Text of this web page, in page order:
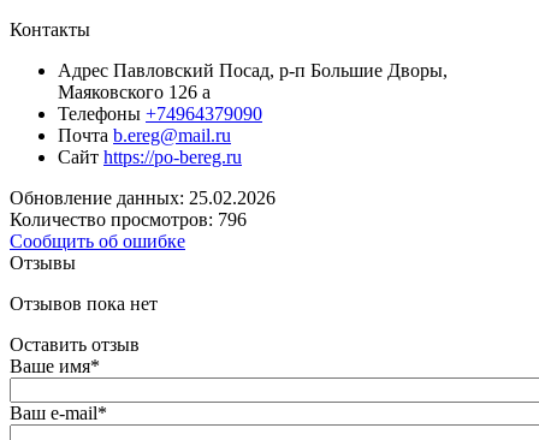
Контакты
Адрес Павловский Посад, р-п Большие Дворы,
Маяковского 126 а
Телефоны +74964379090
Почта b.ereg@mail.ru
Сайт https://po-bereg.ru
Обновление данных: 25.02.2026
Количество просмотров: 796
Сообщить об ошибке
Отзывы
Отзывов пока нет
Оставить отзыв
Ваше имя*
Ваш e-mail*